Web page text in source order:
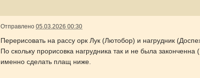
Отправлено05.03.2026 00:30
Перерисовать на рассу орк Лук (Лютобор) и нагрудник
По скольку прорисовка нагрудника так и не была законченна (
именно сделать плащ ниже.